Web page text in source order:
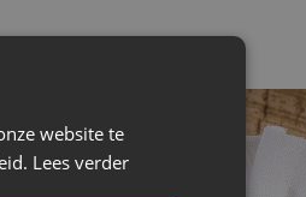
website te
Lees verder